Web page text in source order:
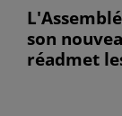
son
réadmet